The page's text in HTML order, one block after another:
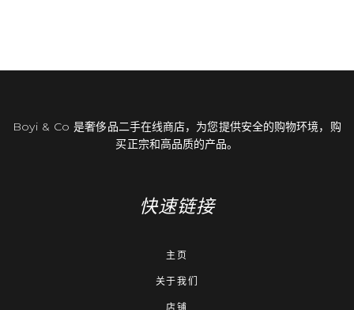
Boyi & Co 是奢侈品二手在线商店，为您提供安全的购物环境，购
买正宗和高品质的产品。
快速链接
主页
关于我们
店铺